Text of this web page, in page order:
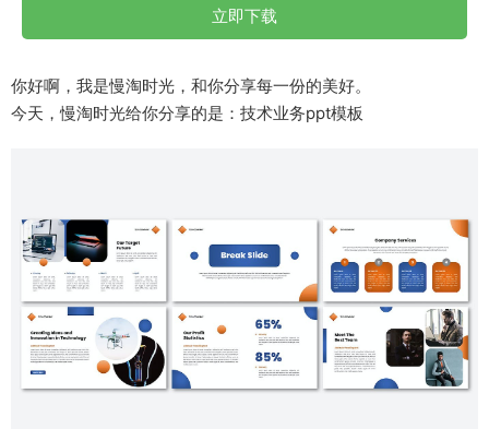
立即下载
你好啊，我是慢淘时光，和你分享每一份的美好。
今天，慢淘时光给你分享的是：技术业务ppt模板